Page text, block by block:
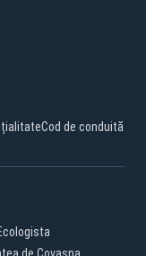
Cod de conduită